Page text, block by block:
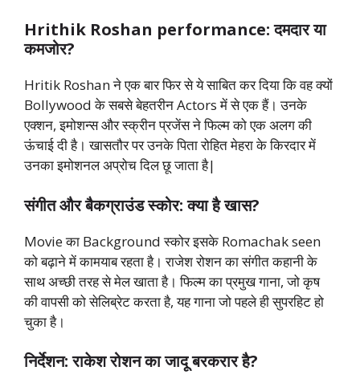
Hrithik Roshan performance: दमदार या
कमजोर?
Hritik Roshan ने एक बार फिर से ये साबित कर दिया कि वह क्यों
Bollywood के सबसे बेहतरीन Actors में से एक हैं। उनके
एक्शन, इमोशन्स और स्क्रीन प्रजेंस ने फिल्म को एक अलग की
ऊंचाई दी है। खासतौर पर उनके पिता रोहित मेहरा के किरदार में
उनका इमोशनल अप्रोच दिल छू जाता है|
संगीत और बैकग्राउंड स्कोर: क्या है खास?
Movie का Background स्कोर इसके Romachak seen
को बढ़ाने में कामयाब रहता है। राजेश रोशन का संगीत कहानी के
साथ अच्छी तरह से मेल खाता है। फिल्म का प्रमुख गाना, जो कृष
की वापसी को सेलिब्रेट करता है, यह गाना जो पहले ही सुपरहिट हो
चुका है।
निर्देशन: राकेश रोशन का जादू बरकरार है?